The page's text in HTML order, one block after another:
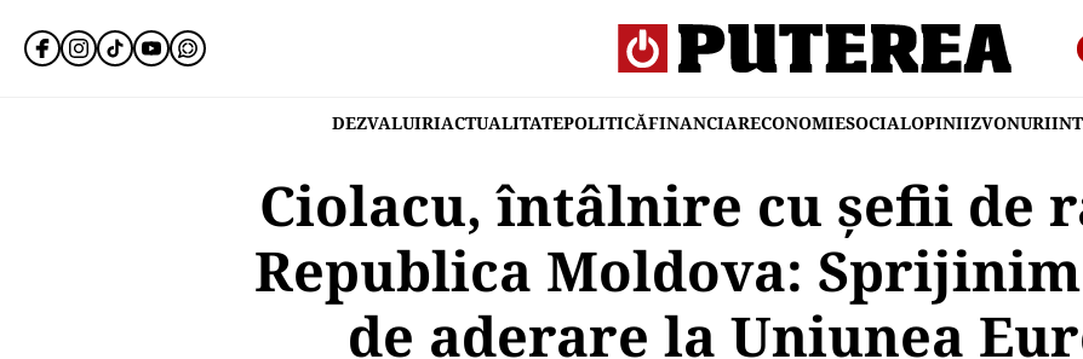
DEZVALUIRIACTUALITATEPOLITICĂFINANCIARECONOMIESOCIALOPINIIZVONURI
Ciolacu, întâlnire cu șefii de
Republica Moldova:
de aderare la Uniunea